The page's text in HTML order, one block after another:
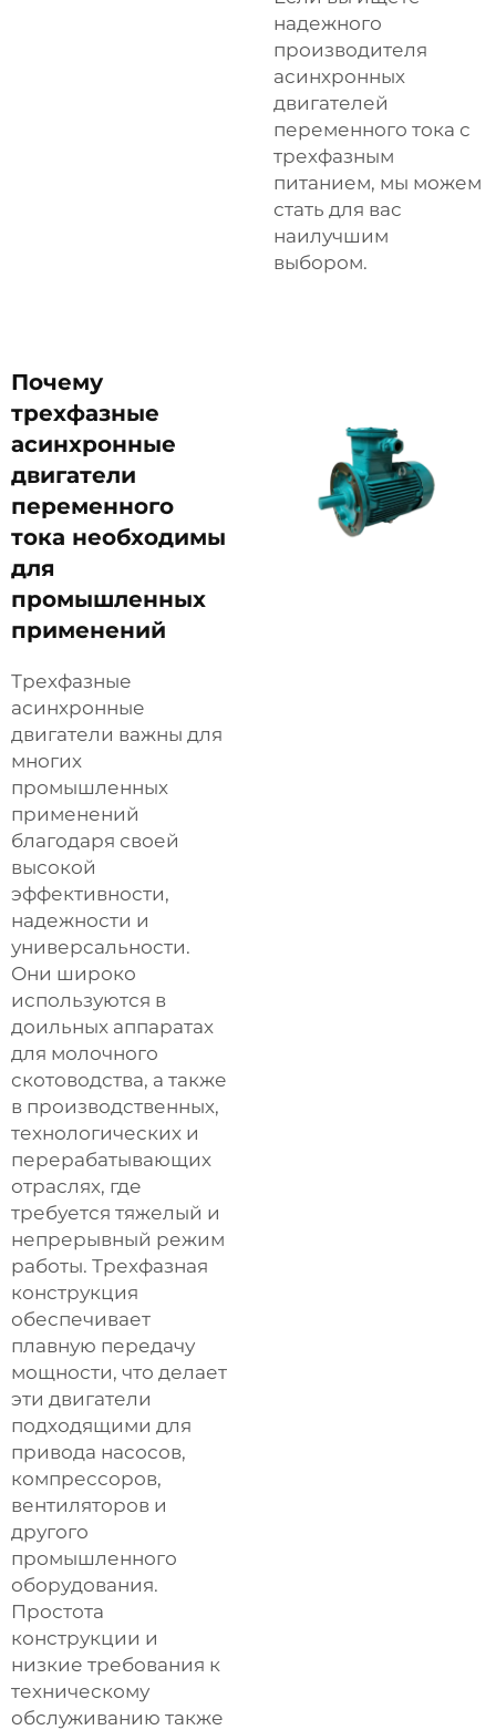
надежного
производителя
асинхронных
двигателей
переменного тока с
трехфазным
питанием, мы можем
стать для вас
наилучшим
выбором.
Почему
трехфазные
асинхронные
двигатели
переменного
тока необходимы
для
промышленных
применений
Трехфазные
асинхронные
двигатели важны для
многих
промышленных
применений
благодаря своей
высокой
эффективности,
надежности и
универсальности.
Они широко
используются в
доильных аппаратах
для молочного
скотоводства, а также
в производственных,
технологических и
перерабатывающих
отраслях, где
требуется тяжелый и
непрерывный режим
работы. Трехфазная
конструкция
обеспечивает
плавную передачу
мощности, что делает
эти двигатели
подходящими для
привода насосов,
компрессоров,
вентиляторов и
другого
промышленного
оборудования.
Простота
конструкции и
низкие требования к
техническому
обслуживанию также